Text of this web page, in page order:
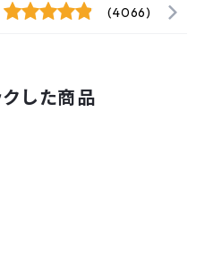
(4066)
した商品